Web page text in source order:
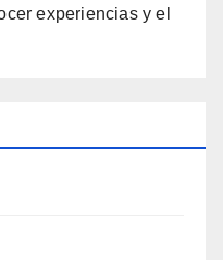
experiencias y el